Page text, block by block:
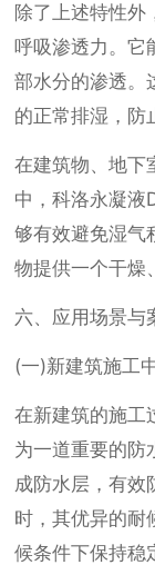
除了上述特性外
呼吸渗透力。它
部水分的渗透。
的正常排湿，防
在建筑物、地下
中，科洛永凝液
够有效避免湿气
物提供一个干燥
六、应用场景与
(一)新建筑施工
在新建筑的施工
为一道重要的防
成防水层，有效
时，其优异的耐
候条件下保持稳